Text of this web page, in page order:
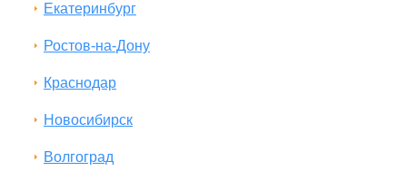
Екатеринбург
Ростов-на-Дону
Краснодар
Новосибирск
Волгоград